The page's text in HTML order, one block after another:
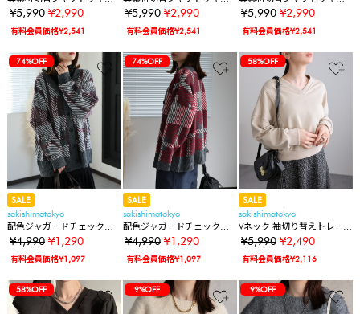
グニットカーディガン
¥5,990 ¥2,990
有料会員価格¥2,541
グニットカーディガン
¥5,990 ¥2,990
有料会員価格¥2,541
グニットカーディガン
¥5,990 ¥2,990
有料会員価格¥2,541
74%OFF
SALE
sakishimatokyo
配色ジャガードチェックカ
ーディガン
¥4,990 ¥1,290
有料会員価格¥1,097
74%OFF
SALE
sakishimatokyo
配色ジャガードチェックカ
ーディガン
¥4,990 ¥1,290
有料会員価格¥1,097
58%OFF
SALE
sakishimatokyo
Vネック 袖切り替えトレーナ
ー/スウェット
¥5,990 ¥2,490
有料会員価格¥2,116
58%OFF 9%OFF 9%OFF